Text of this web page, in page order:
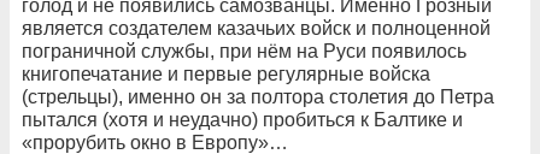
голод и не появились самозванцы. Именно Грозный
является создателем казачьих войск и полноценной
пограничной службы, при нём на Руси появилось
книгопечатание и первые регулярные войска
(стрельцы), именно он за полтора столетия до Петра
пытался (хотя и неудачно) пробиться к Балтике и
«прорубить окно в Европу»…